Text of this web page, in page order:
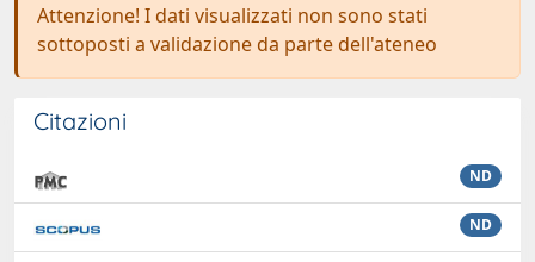
Attenzione! I dati visualizzati non sono stati
sottoposti a validazione da parte dell'ateneo
Citazioni
ND
ND